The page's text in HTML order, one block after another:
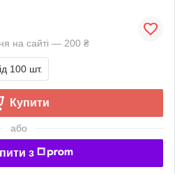
на сайті — 200 ₴
100 шт.
Купити
або
з